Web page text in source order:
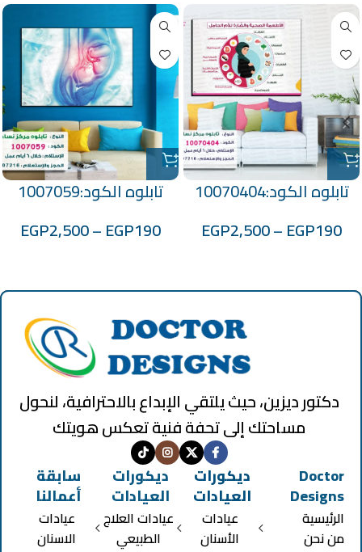
تابلوه الكود:10070404
EGP190
–
EGP2,500
تابلوه الكود:1007059
EGP190
–
EGP2,500
دكتور ديزين، حيث يلتقي الإبداع بالاحترافية، لنحول
مساحتك إلى تحفة فنية تعكس هويتك
Doctor
Designs
الرئيسية
من نحن
ديكورات
العيادات
عيادات
الأسنان
ديكورات
العيادات
عيادات العلاج
الطبيعي
سابقة
أعمالنا
عيادات
الاسنان